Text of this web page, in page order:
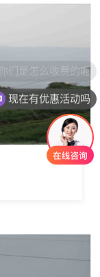
现在有优惠活动吗